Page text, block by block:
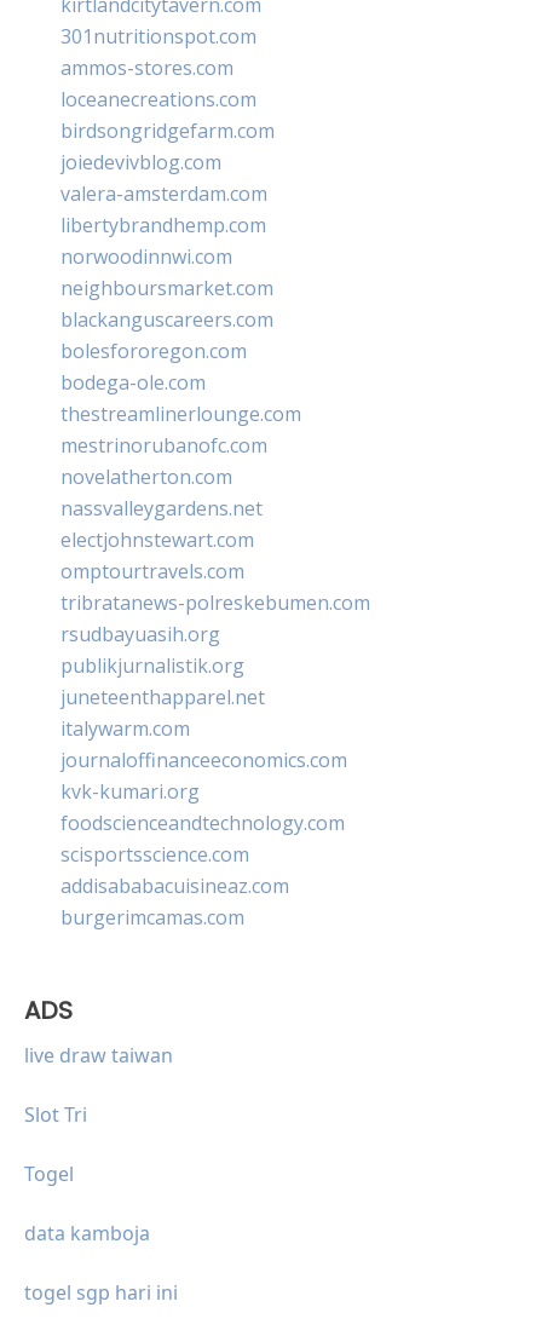
301nutritionspot.com
ammos-stores.com
loceanecreations.com
birdsongridgefarm.com
joiedevivblog.com
valera-amsterdam.com
libertybrandhemp.com
norwoodinnwi.com
neighboursmarket.com
blackanguscareers.com
bolesfororegon.com
bodega-ole.com
thestreamlinerlounge.com
mestrinorubanofc.com
novelatherton.com
nassvalleygardens.net
electjohnstewart.com
omptourtravels.com
tribratanews-polreskebumen.com
rsudbayuasih.org
publikjurnalistik.org
juneteenthapparel.net
italywarm.com
journaloffinanceeconomics.com
kvk-kumari.org
foodscienceandtechnology.com
scisportsscience.com
addisababacuisineaz.com
burgerimcamas.com
ADS
live draw taiwan
Slot Tri
Togel
data kamboja
togel sgp hari ini